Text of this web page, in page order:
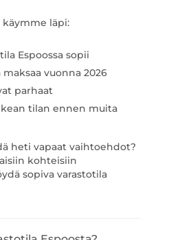
käymme läpi:
Espoossa sopii
vuonna 2026
parhaat
tilan ennen muita
heti vapaat vaihtoehdot?
kohteisiin
sopiva varastotila